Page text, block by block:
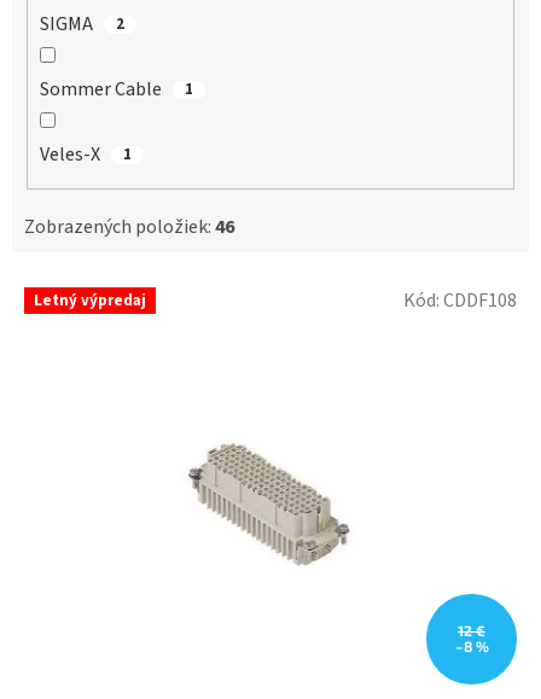
SIGMA 2
Sommer Cable 1
Veles-X 1
Zobrazených položiek:46
V Letný výpredaj
12 €
–8 %
Kód:CDDF108